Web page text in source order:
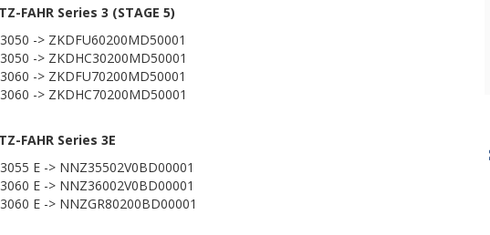
FAHR Series 3 (STAGE 5)
3050 -> ZKDFU60200MD50001
3050 -> ZKDHC30200MD50001
3060 -> ZKDFU70200MD50001
3060 -> ZKDHC70200MD50001
FAHR Series 3E
3055 E -> NNZ35502V0BD00001
3060 E -> NNZ36002V0BD00001
3060 E -> NNZGR80200BD00001